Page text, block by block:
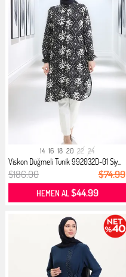
14 16 18 20 22 24
Viskon Düğmeli Tunik 992032D-01 Siy...
$186.00 $74.99
HEMEN AL$44.99